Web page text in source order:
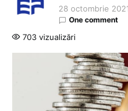
28 octombrie
One comment
703 vizualizări